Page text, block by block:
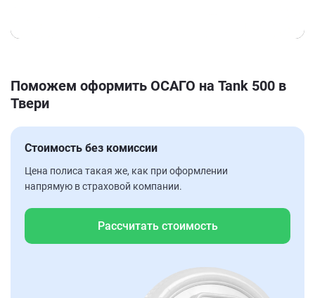
Поможем оформить ОСАГО на Tank 500 в
Твери
Стоимость без комиссии
Цена полиса такая же, как при оформлении
напрямую в страховой компании.
Рассчитать стоимость